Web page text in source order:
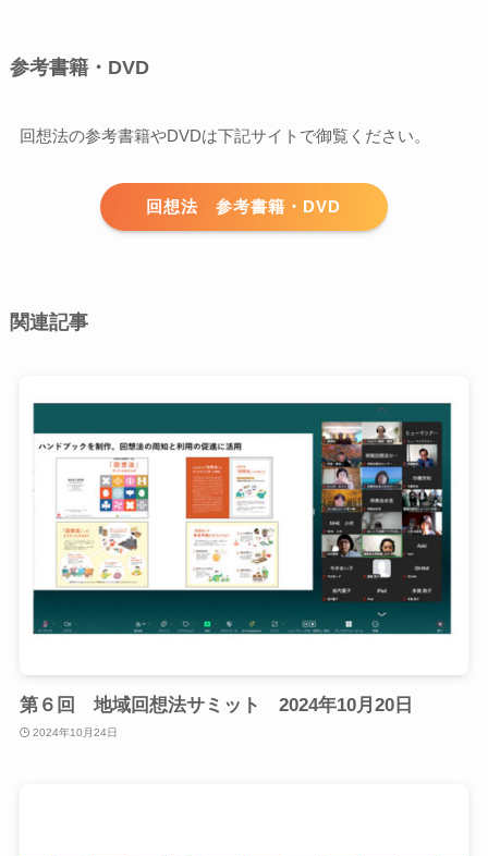
参考書籍・DVD
回想法の参考書籍やDVDは下記サイトで御覧ください。
回想法 参考書籍・DVD
関連記事
第６回 地域回想法サミット 2024年10月20日
2024年10月24日